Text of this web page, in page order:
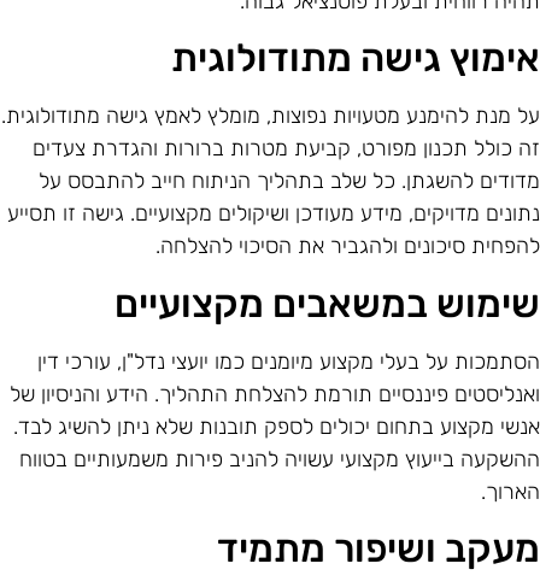
גישה מתודולוגית
מנת להימנע מטעויות נפוצות, מומלץ לאמץ גישה מתודולוגית.
כולל תכנון מפורט, קביעת מטרות ברורות והגדרת צעדים
להשגתן. כל שלב בתהליך הניתוח חייב להתבסס על
מדויקים, מידע מעודכן ושיקולים מקצועיים. גישה זו תסייע
סיכונים ולהגביר את הסיכוי להצלחה.
במשאבים מקצועיים
על בעלי מקצוע מיומנים כמו יועצי נדל"ן, עורכי דין
פיננסיים תורמת להצלחת התהליך. הידע והניסיון של
מקצוע בתחום יכולים לספק תובנות שלא ניתן להשיג לבד.
בייעוץ מקצועי עשויה להניב פירות משמעותיים בטווח
ושיפור מתמיד